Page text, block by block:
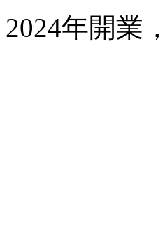
2024年開業